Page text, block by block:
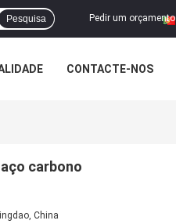
Pedir um orçamento
Pesquisa
CONTACTE-NOS
carbono
China